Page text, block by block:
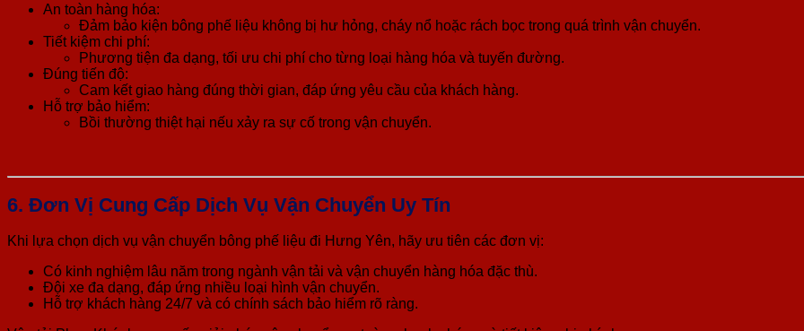
An toàn hàng hóa:
Đảm bảo kiện bông phế liệu không bị hư hỏng, cháy nổ hoặc rách bọc trong quá trình vận chuyển.
Tiết kiệm chi phí:
Phương tiện đa dạng, tối ưu chi phí cho từng loại hàng hóa và tuyến đường.
Đúng tiến độ:
Cam kết giao hàng đúng thời gian, đáp ứng yêu cầu của khách hàng.
Hỗ trợ bảo hiểm:
Bồi thường thiệt hại nếu xảy ra sự cố trong vận chuyển.
6. Đơn Vị Cung Cấp Dịch Vụ Vận Chuyển Uy Tín
Khi lựa chọn dịch vụ vận chuyển bông phế liệu đi Hưng Yên, hãy ưu tiên các đơn vị:
Có kinh nghiệm lâu năm trong ngành vận tải và vận chuyển hàng hóa đặc thù.
Đội xe đa dạng, đáp ứng nhiều loại hình vận chuyển.
Hỗ trợ khách hàng 24/7 và có chính sách bảo hiểm rõ ràng.